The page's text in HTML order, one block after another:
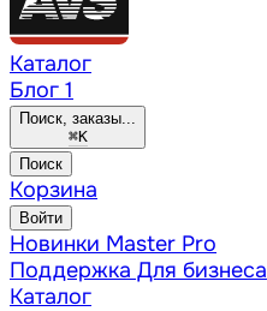
Каталог
Блог 1
Поиск, заказы...
⌘K
Поиск
Корзина
Войти
Новинки Master Pro
Поддержка Для бизнеса
Каталог